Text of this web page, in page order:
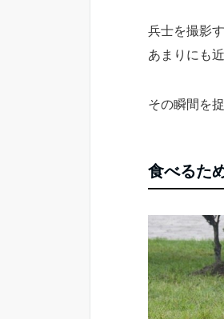
兵士を撮影
あまりにも
その瞬間を
食べるた